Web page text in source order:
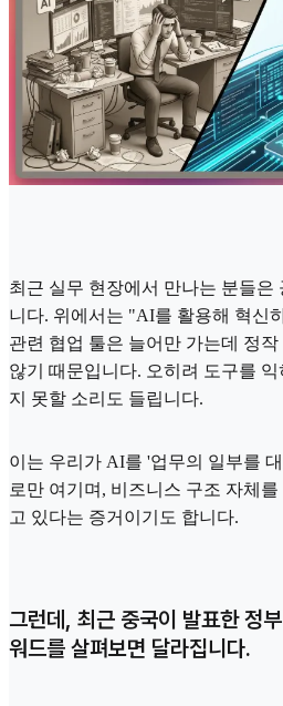
최근 실무 현장에서 만나는 분들은
니다. 위에서는 "AI를 활용해 혁신
관련 협업 툴은 늘어만 가는데 정작
않기 때문입니다. 오히려 도구를
지 못할 소리도 들립니다.
이는 우리가 AI를 '업무의 일부를
로만 여기며, 비즈니스 구조 자체
고 있다는 증거이기도 합니다.
그런데, 최근 중국이 발표한 정
워드를 살펴보면 달라집니다.